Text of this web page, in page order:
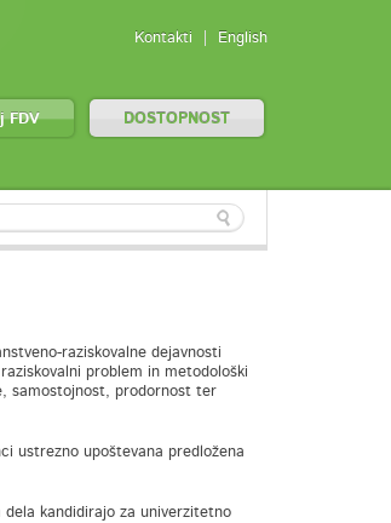
Kontakti English
FDV DOSTOPNOST
raziskovalne dejavnosti
problem in metodološki
samostojnost, prodornost ter
ustrezno upoštevana predložena
kandidirajo za univerzitetno